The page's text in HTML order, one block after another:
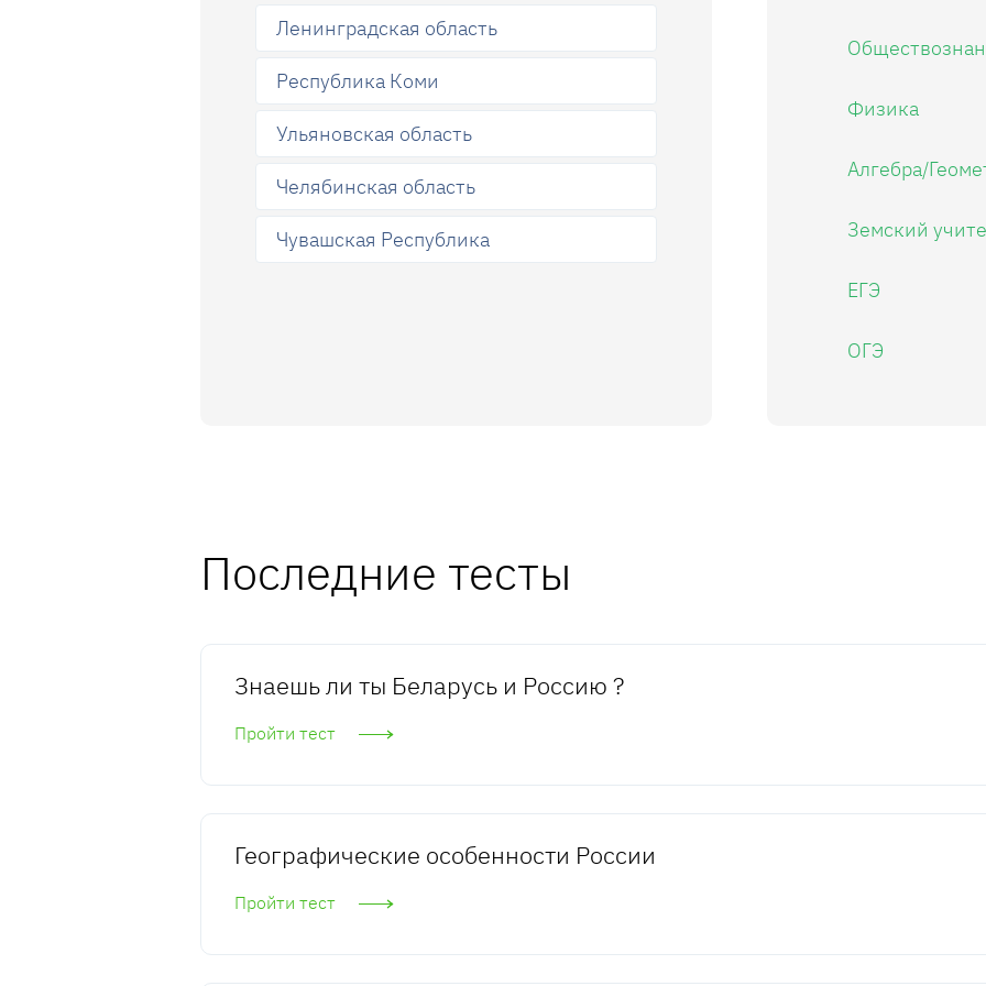
Ленинградская область
Республика Коми
Ульяновская область
Челябинская область
Чувашская Республика
Физика
Алгебра/
Земский
ЕГЭ
ОГЭ
Последние тесты
Знаешь ли ты Беларусь и Россию ?
Пройти тест
Географические особенности России
Пройти тест